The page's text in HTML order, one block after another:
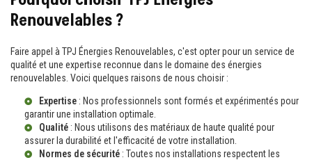
Renouvelables ?
Faire appel à TPJ Énergies Renouvelables, c'est opter pour un service de
qualité et une expertise reconnue dans le domaine des énergies
renouvelables. Voici quelques raisons de nous choisir :
Expertise : Nos professionnels sont formés et expérimentés pour
garantir une installation optimale.
Qualité : Nous utilisons des matériaux de haute qualité pour
assurer la durabilité et l'efficacité de votre installation.
Normes de sécurité : Toutes nos installations respectent les